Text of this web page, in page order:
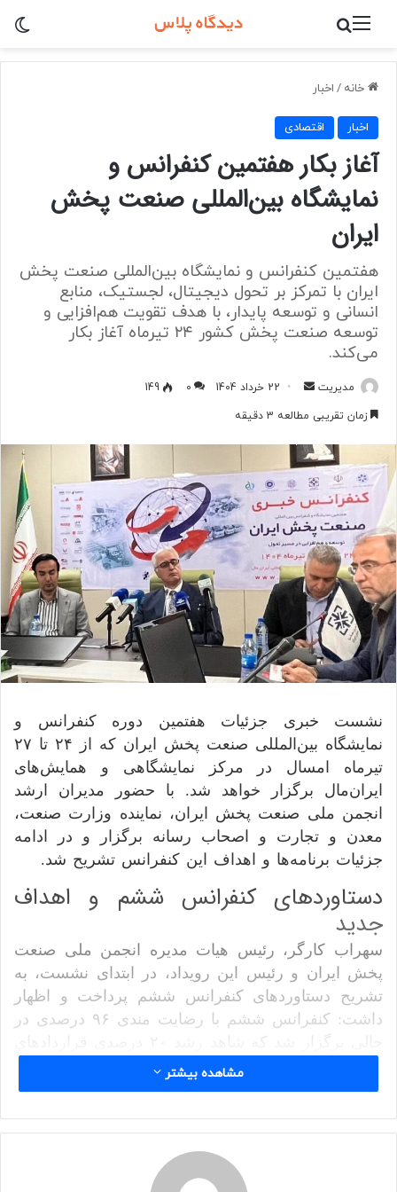
منو
خانه / اخبار
اخبار اقتصادی
آغاز بکار هفتمین کنفرانس و
نمایشگاه بین‌المللی صنعت پخش
ایران
هفتمین کنفرانس و نمایشگاه بین‌المللی صنعت پخش
ایران با تمرکز بر تحول دیجیتال، لجستیک، منابع
انسانی و توسعه پایدار، با هدف تقویت هم‌افزایی و
توسعه صنعت پخش کشور ۲۴ تیرماه آغاز بکار
می‌کند.
مدیریت
ارسال
22 خرداد 1404 0
149
زمان تقریبی مطالعه 3 دقیقه
نشست خبری جزئیات هفتمین دوره کنفرانس و
نمایشگاه بین‌المللی صنعت پخش ایران که از ۲۴ تا ۲۷
تیرماه امسال در مرکز نمایشگاهی و همایش‌های
ایران‌مال برگزار خواهد شد. با حضور مدیران ارشد
انجمن ملی صنعت پخش ایران، نماینده وزارت صنعت،
معدن و تجارت و اصحاب رسانه برگزار و در ادامه
جزئیات برنامه‌ها و اهداف این کنفرانس تشریح شد.
دستاورد‌های کنفرانس ششم و اهداف
جدید
سهراب کارگر، رئیس هیات مدیره انجمن ملی صنعت
پخش ایران و رئیس این رویداد، در ابتدای نشست، به
تشریح دستاورد‌های کنفرانس ششم پرداخت و اظهار
داشت: کنفرانس ششم با رضایت مندی ۹۶ درصدی در
درصدی ظرفیت زیرساختی و رشد ۲۲ درصدی
گسترده‌تر شرکت‌های زنجیره عرضه کالا نیز از دیگر
مشاهده بیشتر